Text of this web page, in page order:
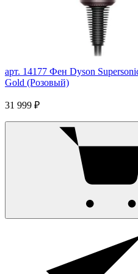
арт. 14177 Фен Dyson
Gold (Розовый)
31 999 ₽